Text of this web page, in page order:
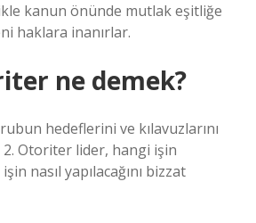
kanun önünde mutlak eşitliğe
haklara inanırlar.
ne demek?
hedeflerini ve kılavuzlarını
Otoriter lider, hangi işin
nasıl yapılacağını bizzat